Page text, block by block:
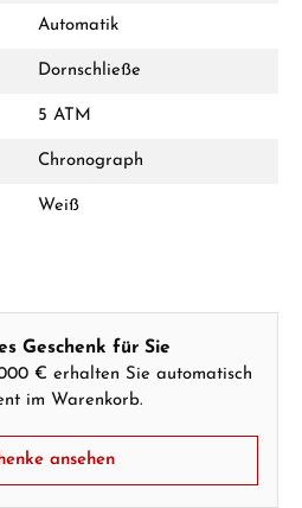
Automatik
Dornschließe
5 ATM
Chronograph
Weiß
Geschenk für Sie
€ erhalten Sie automatisch
im Warenkorb.
ansehen